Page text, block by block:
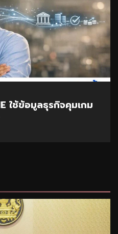
ใช้ข้อมูลธุรกิจคุมเกม